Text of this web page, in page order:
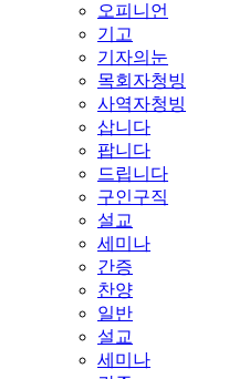
오피니언
기고
기자의눈
목회자청빙
사역자청빙
삽니다
팝니다
드립니다
구인구직
설교
세미나
간증
찬양
일반
설교
세미나